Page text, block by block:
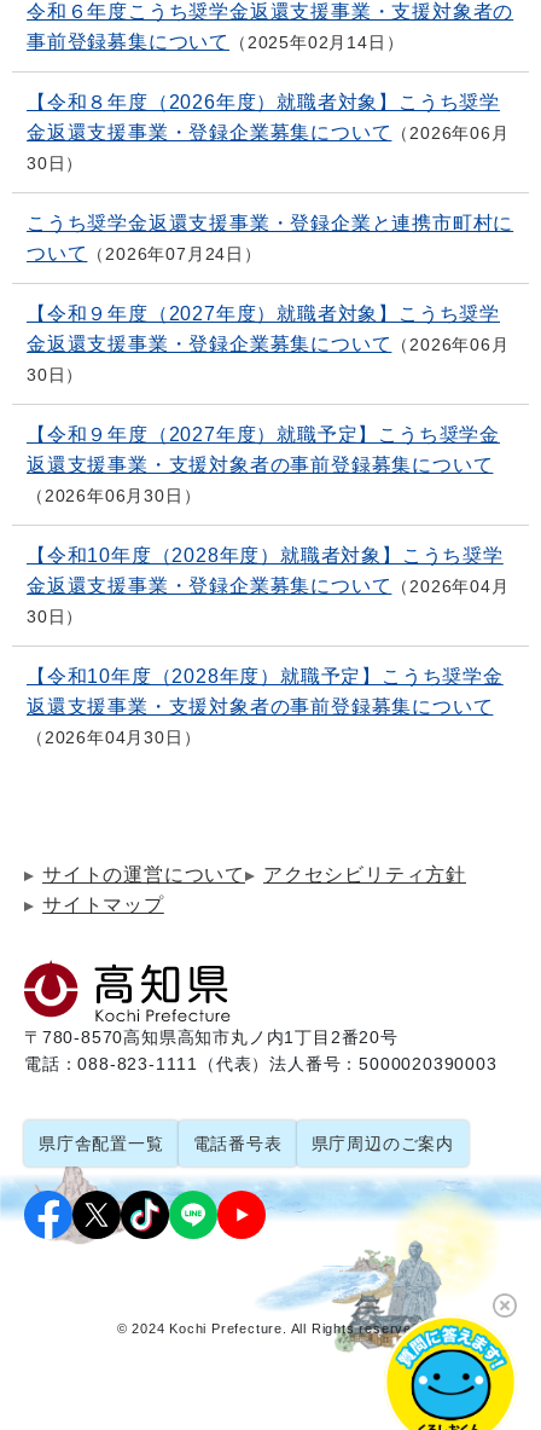
令和６年度こうち奨学金返還支援事業・支援対象者の
事前登録募集について
2025年02月14日
【令和８年度（2026年度）就職者対象】こうち奨学
金返還支援事業・登録企業募集について
2026年06月
30日
こうち奨学金返還支援事業・登録企業と連携市町村に
ついて
2026年07月24日
【令和９年度（2027年度）就職者対象】こうち奨学
金返還支援事業・登録企業募集について
2026年06月
30日
【令和９年度（2027年度）就職予定】こうち奨学金
返還支援事業・支援対象者の事前登録募集について
2026年06月30日
【令和10年度（2028年度）就職者対象】こうち奨学
金返還支援事業・登録企業募集について
2026年04月
30日
【令和10年度（2028年度）就職予定】こうち奨学金
返還支援事業・支援対象者の事前登録募集について
2026年04月30日
サイトの運営について
アクセシビリティ方針
サイトマップ
〒780-8570高知県高知市丸ノ内1丁目2番20号
電話：088-823-1111（代表）法人番号：5000020390003
県庁舎配置一覧 電話番号表 県庁周辺のご案内
© 2024 Kochi Prefecture. All Rights reserved.